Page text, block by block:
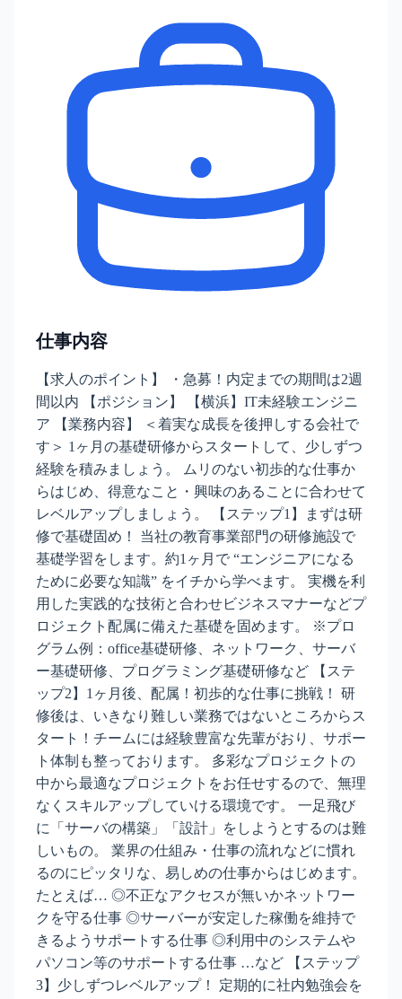
仕事内容
【求人のポイント】 ・急募！内定までの期間は2週
間以内 【ポジション】 【横浜】IT未経験エンジニ
ア 【業務内容】 ＜着実な成長を後押しする会社で
す＞ 1ヶ月の基礎研修からスタートして、少しずつ
経験を積みましょう。 ムリのない初歩的な仕事か
らはじめ、得意なこと・興味のあることに合わせて
レベルアップしましょう。 【ステップ1】まずは研
修で基礎固め！ 当社の教育事業部門の研修施設で
基礎学習をします。約1ヶ月で “エンジニアになる
ために必要な知識” をイチから学べます。 実機を利
用した実践的な技術と合わせビジネスマナーなどプ
ロジェクト配属に備えた基礎を固めます。 ※プロ
グラム例：office基礎研修、ネットワーク、サーバ
ー基礎研修、プログラミング基礎研修など 【ステ
ップ2】1ヶ月後、配属！初歩的な仕事に挑戦！ 研
修後は、いきなり難しい業務ではないところからス
タート！チームには経験豊富な先輩がおり、サポー
ト体制も整っております。 多彩なプロジェクトの
中から最適なプロジェクトをお任せするので、無理
なくスキルアップしていける環境です。 一足飛び
に「サーバの構築」「設計」をしようとするのは難
しいもの。 業界の仕組み・仕事の流れなどに慣れ
るのにピッタリな、易しめの仕事からはじめます。
たとえば… ◎不正なアクセスが無いかネットワー
クを守る仕事 ◎サーバーが安定した稼働を維持で
きるようサポートする仕事 ◎利用中のシステムや
パソコン等のサポートする仕事 …など 【ステップ
3】少しずつレベルアップ！ 定期的に社内勉強会を